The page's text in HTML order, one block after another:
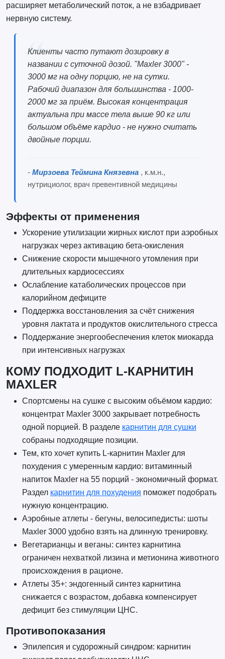
расширяет метаболический поток, а не взбадривает
нервную систему.
Клиенты часто путают дозировку в
названии с суточной дозой. "Maxler 3000" -
3000 мг на одну порцию, не на сутки.
Рабочий диапазон для большинства - 1000-
2000 мг за приём. Высокая концентрация
актуальна при массе тела выше 90 кг или
большом объёме кардио - не нужно считать
двойные порции.
- Мирзоева Теймина Князевна , к.м.н.,
нутрициолог, врач превентивной медицины
Эффекты от применения
Ускорение утилизации жирных кислот при аэробных
нагрузках через активацию бета-окисления
Снижение скорости мышечного утомления при
длительных кардиосессиях
Ослабление катаболических процессов при
калорийном дефиците
Поддержка восстановления за счёт снижения
уровня лактата и продуктов окислительного стресса
Поддержание энергообеспечения клеток миокарда
при интенсивных нагрузках
КОМУ ПОДХОДИТ L-КАРНИТИН
MAXLER
Спортсмены на сушке с высоким объёмом кардио:
концентрат Maxler 3000 закрывает потребность
одной порцией. В разделе карнитин для сушки
собраны подходящие позиции.
Тем, кто хочет купить L-карнитин Maxler для
похудения с умеренным кардио: витаминный
напиток Maxler на 55 порций - экономичный формат.
Раздел карнитин для похудения поможет подобрать
нужную концентрацию.
Аэробные атлеты - бегуны, велосипедисты: шоты
Maxler 3000 удобно взять на длинную тренировку.
Вегетарианцы и веганы: синтез карнитина
ограничен нехваткой лизина и метионина животного
происхождения в рационе.
Атлеты 35+: эндогенный синтез карнитина
снижается с возрастом, добавка компенсирует
дефицит без стимуляции ЦНС.
Противопоказания
Эпилепсия и судорожный синдром: карнитин